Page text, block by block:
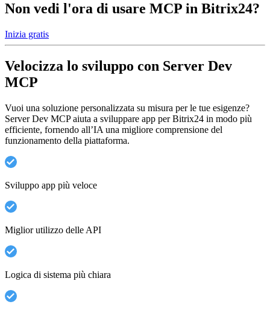
Non vedi l'ora di usare MCP in Bitrix24?
Inizia gratis
Velocizza lo sviluppo con Server Dev
MCP
Vuoi una soluzione personalizzata su misura per le tue esigenze?
Server Dev MCP aiuta a sviluppare app per Bitrix24 in modo più
efficiente, fornendo all’IA una migliore comprensione del
funzionamento della piattaforma.
Sviluppo app più veloce
Miglior utilizzo delle API
Logica di sistema più chiara